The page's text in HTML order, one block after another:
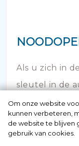
Als u zich in
sleutel in de
de deur is
bel dan onze
Om onze website
kunnen verbeteren,
de website te blijven
gebruik van cookies.